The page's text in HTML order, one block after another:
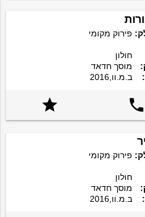
פירוק מקומי
חולון
מוסך חדאד
ב.מ.וו,2016


פירוק מקומי
חולון
מוסך חדאד
ב.מ.וו,2016